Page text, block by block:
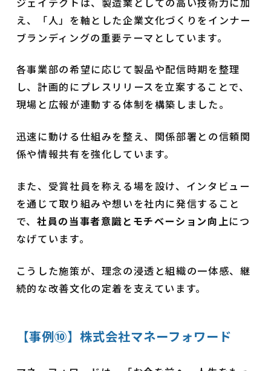
え、「人」を軸とした企業文化づくりをインナー
ブランディングの重要テーマとしています。
各事業部の希望に応じて製品や配信時期を整理
し、計画的にプレスリリースを立案することで、
現場と広報が連動する体制を構築しました。
迅速に動ける仕組みを整え、関係部署との信頼関
係や情報共有を強化しています。
また、受賞社員を称える場を設け、インタビュー
を通じて取り組みや想いを社内に発信すること
で、社員の当事者意識とモチベーション向上につ
なげています。
こうした施策が、理念の浸透と組織の一体感、継
続的な改善文化の定着を支えています。
【事例⑩】株式会社マネーフォワード